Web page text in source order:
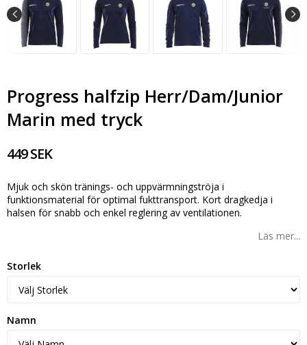
Progress halfzip Herr/Dam/Junior
Marin med tryck
449 SEK
Mjuk och skön tränings- och uppvärmningströja i
funktionsmaterial för optimal fukttransport. Kort dragkedja i
halsen för snabb och enkel reglering av ventilationen.
Läs mer...
Storlek
Namn